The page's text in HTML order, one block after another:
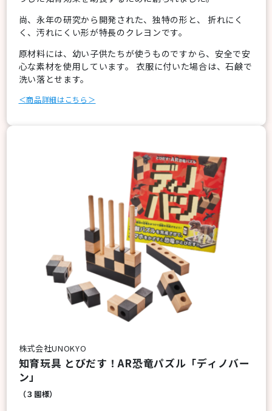
尚、永年の研究から開発された、独特の形と、 折れにく
く、汚れにくい形が特長のクレヨンです。
原材料には、幼い子供たちが使うものですから、安全で安
心な素材を使用しています。 衣服に付いた場合は、石鹸で
洗い落とせます。
＜商品詳細はこちら＞
株式会社UNOKYO
知育玩具 とびだす！AR恐竜パズル「ディノバー
ン」
（３園様）